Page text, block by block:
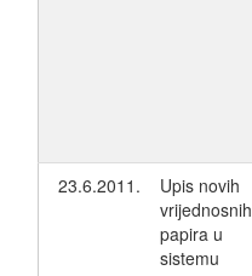
23.6.2011.
Upis novih
vrijednosnih
papira u
sistemu